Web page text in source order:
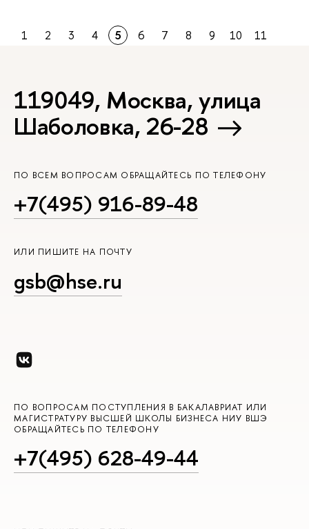
1 2 3 4 5 6 7 8 9 10 11
119049, Москва, улица
Шаболовка, 26-28
ПО ВСЕМ ВОПРОСАМ ОБРАЩАЙТЕСЬ ПО ТЕЛЕФОНУ
+7(495) 916-89-48
ИЛИ ПИШИТЕ НА ПОЧТУ
gsb@hse.ru
ПО ВОПРОСАМ ПОСТУПЛЕНИЯ В БАКАЛАВРИАТ ИЛИ
МАГИСТРАТУРУ ВЫСШЕЙ ШКОЛЫ БИЗНЕСА НИУ ВШЭ
ОБРАЩАЙТЕСЬ ПО ТЕЛЕФОНУ
+7(495) 628-49-44